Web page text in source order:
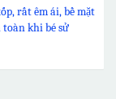
rất êm ái, bề mặt
khi bé sử